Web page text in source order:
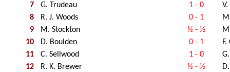
7
G. Trudeau 1 - 0
V.
8
R. J. Woods 0 - 1
9
M. Stockton ½ - ½
10
D. Boulden 0 - 1
11
C. Sellwood 1 - 0
12
R. K. Brewer ½ - ½